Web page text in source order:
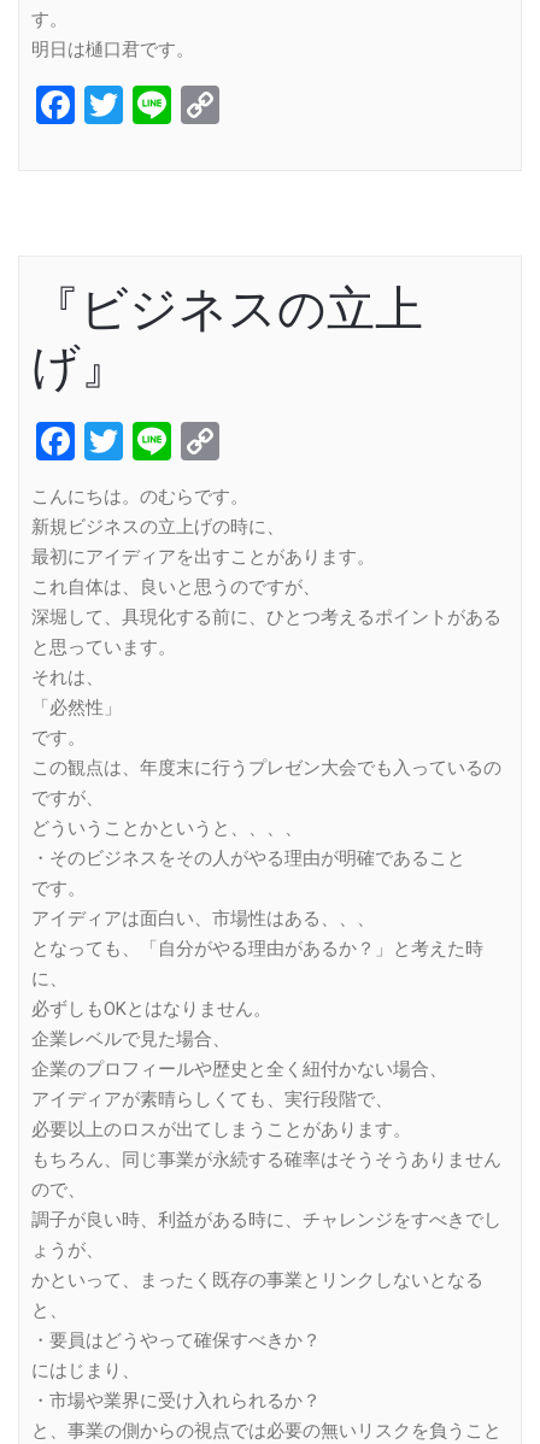
す。
明日は樋口君です。
Facebook
Twitter
Line
『ビジネスの立上
げ』
Facebook
Twitter
Line
Link
こんにちは。のむらです。
新規ビジネスの立上げの時に、
最初にアイディアを出すことがあります。
これ自体は、良いと思うのですが、
深堀して、具現化する前に、ひとつ考えるポイントがある
と思っています。
それは、
「必然性」
です。
この観点は、年度末に行うプレゼン大会でも入っているの
ですが、
どういうことかというと、、、、
・そのビジネスをその人がやる理由が明確であること
です。
アイディアは面白い、市場性はある、、、
となっても、「自分がやる理由があるか？」と考えた時
に、
必ずしもOKとはなりません。
企業レベルで見た場合、
企業のプロフィールや歴史と全く紐付かない場合、
アイディアが素晴らしくても、実行段階で、
必要以上のロスが出てしまうことがあります。
もちろん、同じ事業が永続する確率はそうそうありません
ので、
調子が良い時、利益がある時に、チャレンジをすべきでし
ょうが、
かといって、まったく既存の事業とリンクしないとなる
と、
・要員はどうやって確保すべきか？
にはじまり、
・市場や業界に受け入れられるか？
と、事業の側からの視点では必要の無いリスクを負うこと